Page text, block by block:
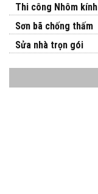
Thi công Nhôm kính
Sơn bã chống thấm
Sửa nhà trọn gói